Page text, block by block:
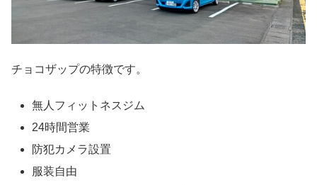
チョコザップの特徴です。
無人フィットネスジム
24時間営業
防犯カメラ設置
服装自由